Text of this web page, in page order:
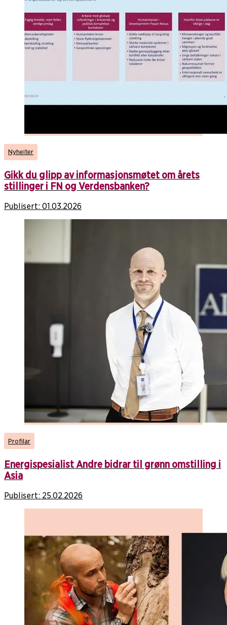
Nyheiter
Gikk du glipp av informasjonsmøtet om årets
stillinger i FN og Verdensbanken?
Publisert: 01.03.2026
Profilar
Energispesialist Andre bidrar til grønn omstilling i
Asia
Publisert: 25.02.2026